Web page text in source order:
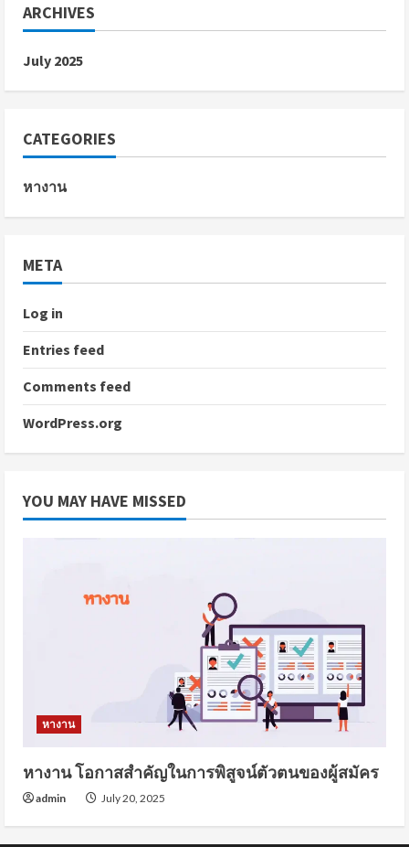
ARCHIVES
July 2025
CATEGORIES
หางาน
META
Log in
Entries feed
Comments feed
WordPress.org
YOU MAY HAVE MISSED
หางาน
หางาน โอกาสสำคัญในการพิสูจน์ตัวตนของผู้สมัคร
admin July 20, 2025